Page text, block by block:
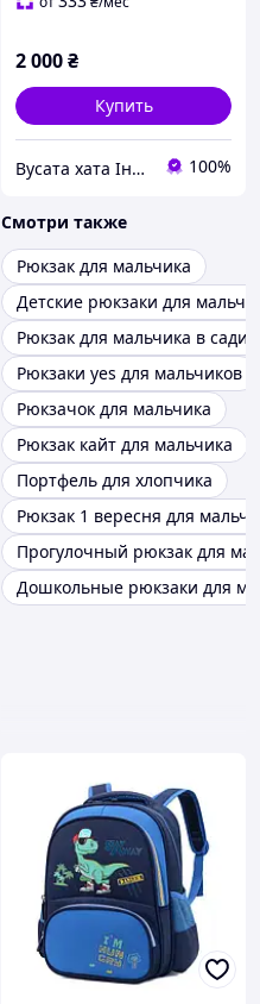
2 000₴
Купить
Вусата хата Інтернет магазин 100%
Смотри также
Рюкзак для мальчика
Детские рюкзаки для
Рюкзак для мальчика в садик
Рюкзаки yes для мальчиков
Рюкзачок для мальчика
Рюкзак кайт для мальчика
Портфель для хлопчика
Рюкзак 1 вересня для
Прогулочный рюкзак для
Дошкольные рюкзаки для